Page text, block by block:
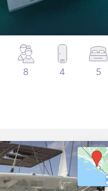
8 4 5